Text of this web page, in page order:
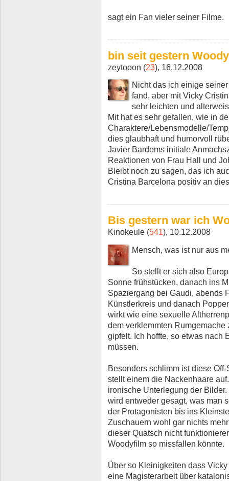
sagt ein Fan vieler seiner Filme.
bin seit gestern
zeytooon (23), 16.12.2008
Nicht das ich einige
fand, aber mit Vicky
sehr leichten und
Mit hat es sehr gefallen, wie in
Charaktere/Lebensmodelle/
dies glaubhaft und humorvoll
Javier Bardems initiale
Reaktionen von Frau Hall und
Bleibt noch zu sagen, das ich
Cristina Barcelona positiv an
Bis gestern war ich
Kinokeule (541), 10.12.2008
Mensch, was ist nur aus
So stellt er sich also
Sonne frühstücken, danach ins
Spaziergang bei Gaudi, abends
Künstlerkreis und danach
wirkt wie eine sexuelle
dem verklemmten
gipfelt. Ich hoffte, so etwas nach
müssen.
Besonders schlimm ist diese
stellt einem die Nackenhaare
ironische Unterlegung der
wird entweder gesagt, was man
der Protagonisten bis ins
Zuschauern wohl gar nichts
dieser Quatsch nicht
Woodyfilm so missfallen könnte.
Über so Kleinigkeiten dass
eine Magisterarbeit über